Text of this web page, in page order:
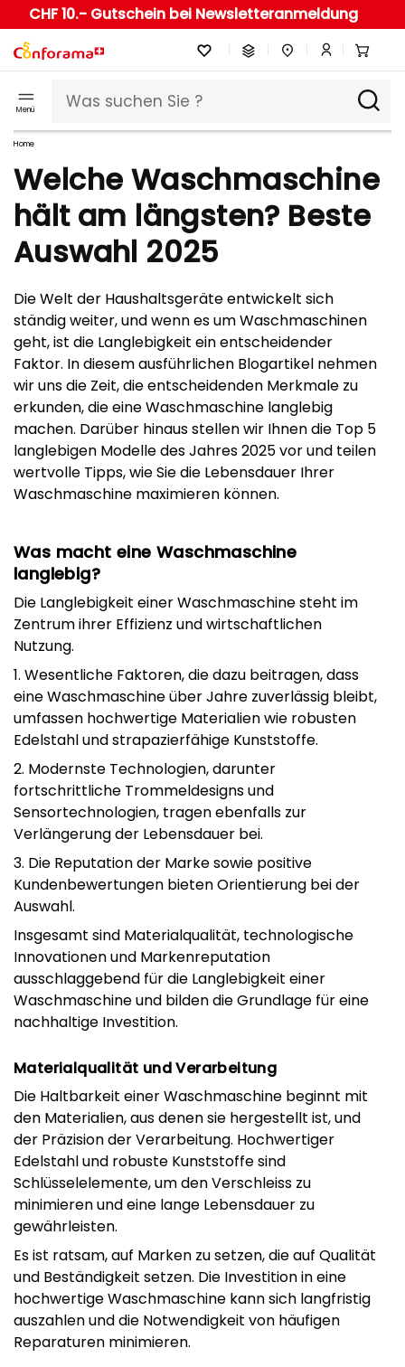
CHF 10.- Gutschein bei Newsletteranmeldung
Menü
Home
Welche Waschmaschine
hält am längsten? Beste
Auswahl 2025
Die Welt der Haushaltsgeräte entwickelt sich
ständig weiter, und wenn es um Waschmaschinen
geht, ist die Langlebigkeit ein entscheidender
Faktor. In diesem ausführlichen Blogartikel nehmen
wir uns die Zeit, die entscheidenden Merkmale zu
erkunden, die eine Waschmaschine langlebig
machen. Darüber hinaus stellen wir Ihnen die Top 5
langlebigen Modelle des Jahres 2025 vor und teilen
wertvolle Tipps, wie Sie die Lebensdauer Ihrer
Waschmaschine maximieren können.
Was macht eine Waschmaschine
langlebig?
Die Langlebigkeit einer Waschmaschine steht im
Zentrum ihrer Effizienz und wirtschaftlichen
Nutzung.
1. Wesentliche Faktoren, die dazu beitragen, dass
eine Waschmaschine über Jahre zuverlässig bleibt,
umfassen hochwertige Materialien wie robusten
Edelstahl und strapazierfähige Kunststoffe.
2. Modernste Technologien, darunter
fortschrittliche Trommeldesigns und
Sensortechnologien, tragen ebenfalls zur
Verlängerung der Lebensdauer bei.
3. Die Reputation der Marke sowie positive
Kundenbewertungen bieten Orientierung bei der
Auswahl.
Insgesamt sind Materialqualität, technologische
Innovationen und Markenreputation
ausschlaggebend für die Langlebigkeit einer
Waschmaschine und bilden die Grundlage für eine
nachhaltige Investition.
Materialqualität und Verarbeitung
Die Haltbarkeit einer Waschmaschine beginnt mit
den Materialien, aus denen sie hergestellt ist, und
der Präzision der Verarbeitung. Hochwertiger
Edelstahl und robuste Kunststoffe sind
Schlüsselelemente, um den Verschleiss zu
minimieren und eine lange Lebensdauer zu
gewährleisten.
Es ist ratsam, auf Marken zu setzen, die auf Qualität
und Beständigkeit setzen. Die Investition in eine
hochwertige Waschmaschine kann sich langfristig
auszahlen und die Notwendigkeit von häufigen
Reparaturen minimieren.